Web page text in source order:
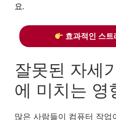
요.
효과적인 스트
잘못된 자세
에 미치는 영
많은 사람들이 컴퓨터 작업